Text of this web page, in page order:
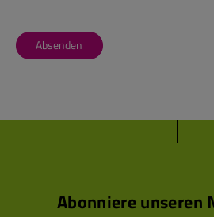
Absenden
Abonniere unseren